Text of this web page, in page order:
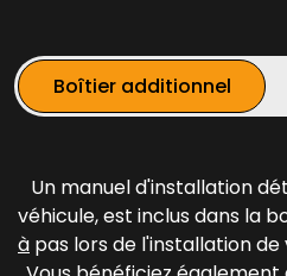
Boîtier additionnel
Un manuel d'installation
véhicule, est inclus dans la
à pas lors de l'installation